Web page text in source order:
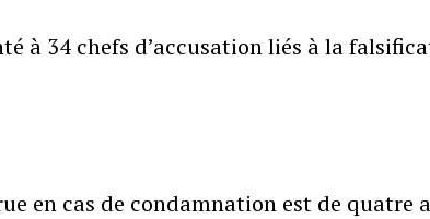
à 34 chefs d’accusation liés à la
en cas de condamnation est de quatre